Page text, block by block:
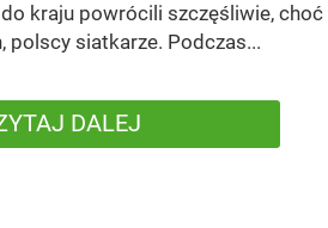
kraju powrócili szczęśliwie, choć
polscy siatkarze. Podczas...
DALEJ